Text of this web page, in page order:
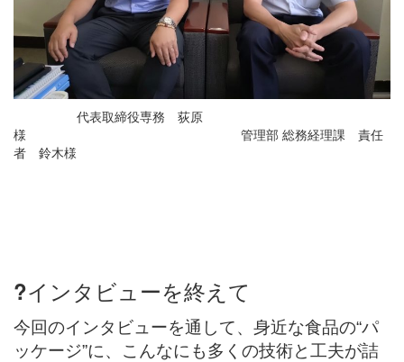
代表取締役専務 荻原
様 管理部 総務経理課 責任
者 鈴木様
?インタビューを終えて
今回のインタビューを通して、身近な食品の“パ
ッケージ”に、こんなにも多くの技術と工夫が詰